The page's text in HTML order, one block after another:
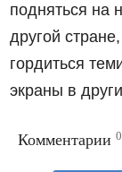
подняться на
другой
гордиться
экраны в
Комментарии 0